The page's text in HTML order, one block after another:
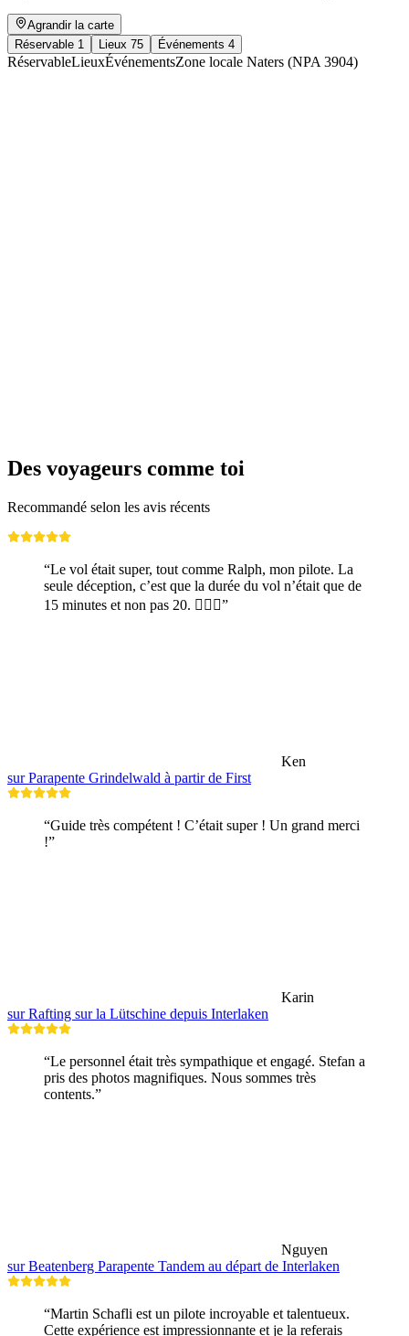
Agrandir la carte
Réservable 1 Lieux 75 Événements 4
RéservableLieuxÉvénementsZone locale Naters (NPA 3904)
Des voyageurs comme toi
Recommandé selon les avis récents
“Le vol était super, tout comme Ralph, mon pilote. La
seule déception, c’est que la durée du vol n’était que de
15 minutes et non pas 20. 🤷🏼‍♂️”
Ken
sur Parapente Grindelwald à partir de First
“Guide très compétent ! C’était super ! Un grand merci
!”
Karin
sur Rafting sur la Lütschine depuis Interlaken
“Le personnel était très sympathique et engagé. Stefan a
pris des photos magnifiques. Nous sommes très
contents.”
Nguyen
sur Beatenberg Parapente Tandem au départ de Interlaken
“Martin Schafli est un pilote incroyable et talentueux.
Cette expérience est impressionnante et je la referais